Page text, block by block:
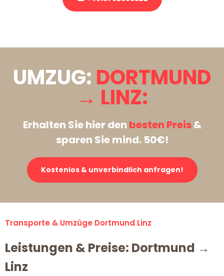
UMZUG: DORTMUND
→ LINZ:
Erhalten Sie hier den besten Preis&
sparen Sie mind. 50€!
Kostenlos & unverbindlich anfragen!
Transporte & Umzüge Dortmund Linz
Leistungen & Preise: Dortmund →
Linz